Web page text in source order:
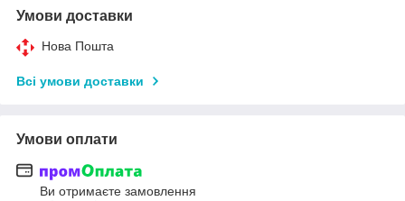
Умови доставки
Нова Пошта
Всі умови доставки
Умови оплати
Ви отримаєте замовлення